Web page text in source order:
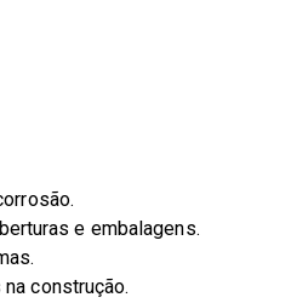
e embalagens.
construção.